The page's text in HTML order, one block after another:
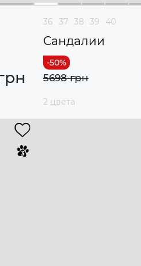
36 37 38 39 40
Сандалии
5698 грн
2 цвета